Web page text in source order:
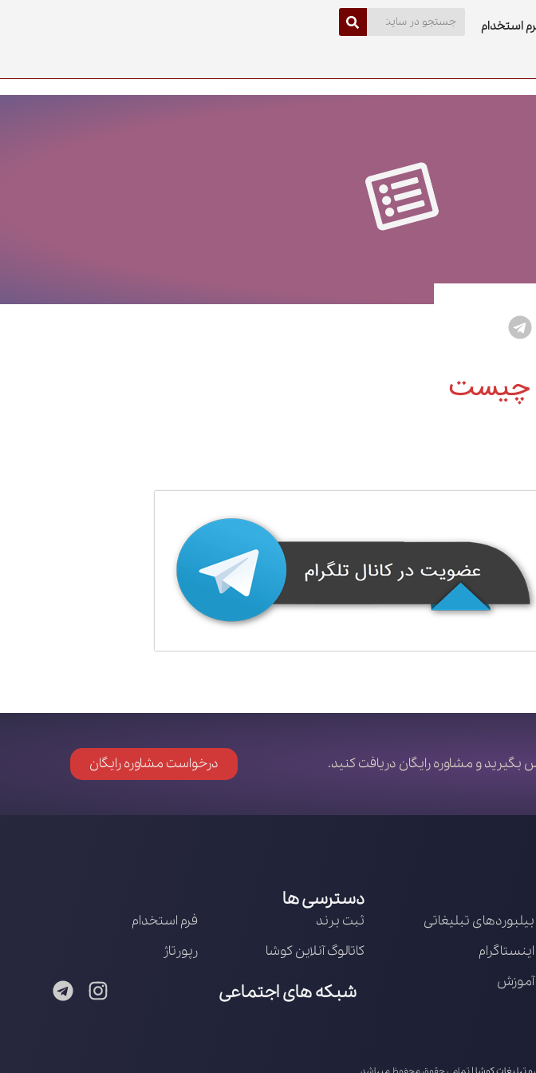
استخدام
چیست
بگیرید و مشاوره رایگان دریافت کنید. درخواست مشاوره رایگان
بیلبوردهای تبلیغاتی
اینستاگرام
آموزش
دسترسی ها
ثبت برند
کاتالوگ آنلاین کوشا
فرم استخدام
رپورتاژ
شبکه های اجتماعی